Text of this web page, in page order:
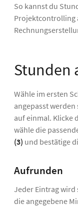
So kannst du
Projektcontrolling
Stunden
Wähle im ersten
angepasst
auf einmal. Klicke
wähle die
(3) und bestätige
Aufrunden
Jeder Eintrag wird
die angegebene